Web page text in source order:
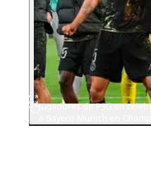
Jugadores de PSG en